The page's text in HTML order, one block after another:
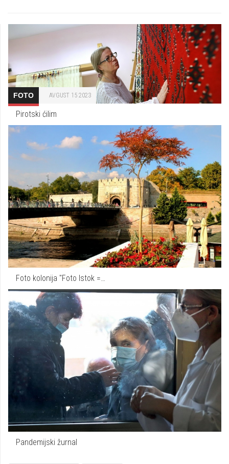
FOTO AVGUST 15 2023
Pirotski ćilim
Foto kolonija "Foto Istok =…
Pandemijski žurnal